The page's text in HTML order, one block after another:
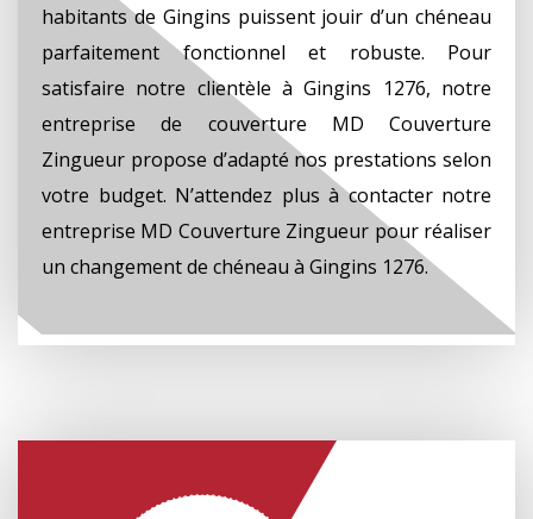
habitants de Gingins puissent jouir d’un chéneau
parfaitement fonctionnel et robuste. Pour
satisfaire notre clientèle à Gingins 1276, notre
entreprise de couverture MD Couverture
Zingueur propose d’adapté nos prestations selon
votre budget. N’attendez plus à contacter notre
entreprise MD Couverture Zingueur pour réaliser
un changement de chéneau à Gingins 1276.